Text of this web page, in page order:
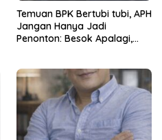
Temuan BPK Bertubi tubi, APH
Jangan Hanya Jadi
Penonton: Besok Apalagi,